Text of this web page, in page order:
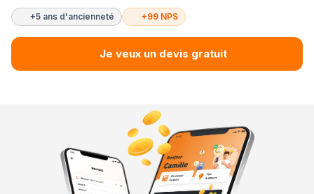
+5 ans d'ancienneté +99 NPS
Je veux un devis gratuit